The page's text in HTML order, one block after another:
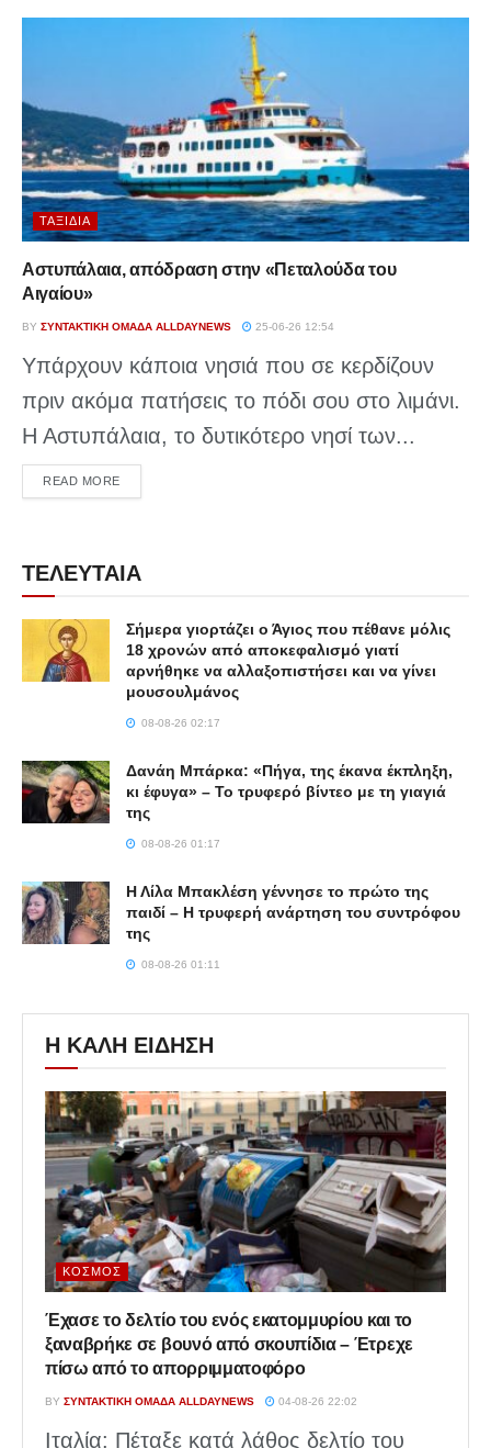
ΤΑΞΊΔΙΑ
Αστυπάλαια, απόδραση στην «Πεταλούδα του
Αιγαίου»
BY ΣΥΝΤΑΚΤΙΚΉ ΟΜΆΔΑ ALLDAYNEWS 25-06-26 12:54
Υπάρχουν κάποια νησιά που σε κερδίζουν
πριν ακόμα πατήσεις το πόδι σου στο λιμάνι.
Η Αστυπάλαια, το δυτικότερο νησί των...
READ MOREDETAILS
ΤΕΛΕΥΤΑΙΑ
Σήμερα γιορτάζει ο Άγιος που πέθανε μόλις
18 χρονών από αποκεφαλισμό γιατί
αρνήθηκε να αλλαξοπιστήσει και να γίνει
μουσουλμάνος
08-08-26 02:17
Δανάη Μπάρκα: «Πήγα, της έκανα έκπληξη,
κι έφυγα» – Το τρυφερό βίντεο με τη γιαγιά
της
08-08-26 01:17
Η Λίλα Μπακλέση γέννησε το πρώτο της
παιδί – Η τρυφερή ανάρτηση του συντρόφου
της
08-08-26 01:11
Η ΚΑΛΗ ΕΙΔΗΣΗ
ΚΌΣΜΟΣ
Έχασε το δελτίο του ενός εκατομμυρίου και το
ξαναβρήκε σε βουνό από σκουπίδια – Έτρεχε
πίσω από το απορριμματοφόρο
BY ΣΥΝΤΑΚΤΙΚΉ ΟΜΆΔΑ ALLDAYNEWS 04-08-26 22:02
Ιταλία: Πέταξε κατά λάθος δελτίο του